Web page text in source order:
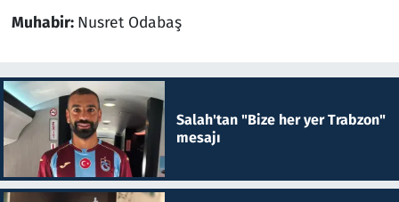
Muhabir: Nusret Odabaş
Salah'tan "Bize her yer Trabzon"
mesajı